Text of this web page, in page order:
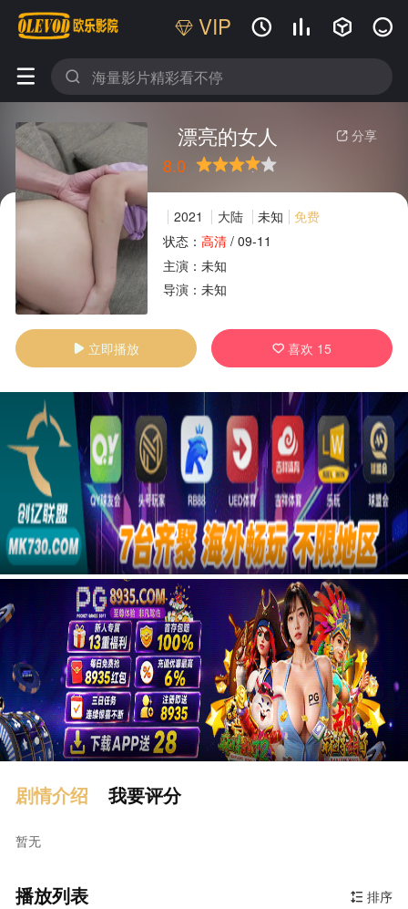
VIP    
 
 分享
漂亮的女人
8.0
很差较差还行推荐力荐
2021 大陆 未知
免费
状态： 高清/ 09-11
主演： 未知
导演： 未知
 立即播放  喜欢 15
广告
剧情介绍 我要评分
暂无
 排序
播放列表